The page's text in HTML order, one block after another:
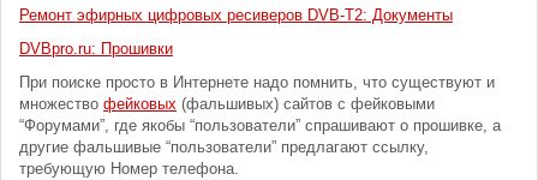
Ремонт эфирных цифровых ресиверов DVB-T2: Документы
DVBpro.ru: Прошивки
При поиске просто в Интернете надо помнить, что существуют и
множество фейковых (фальшивых) сайтов с фейковыми
“Форумами”, где якобы “пользователи” спрашивают о прошивке, а
другие фальшивые “пользователи” предлагают ссылку,
требующую Номер телефона.